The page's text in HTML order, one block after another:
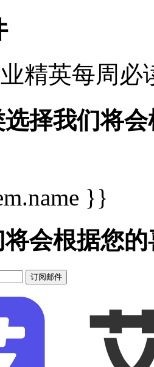
精英每周
择我们将
}}
会根据您
订阅邮件